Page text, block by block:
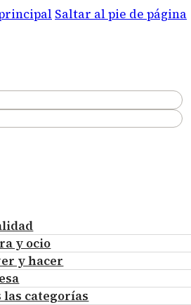
Saltar al pie de página
y ocio
y hacer
las categorías